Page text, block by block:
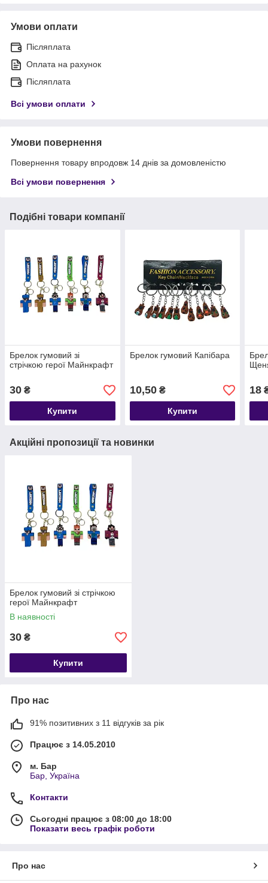
Умови оплати
Післяплата
Оплата на рахунок
Післяплата
Всі умови оплати
Умови повернення
Повернення товару впродовж 14 днів за домовленістю
Всі умови повернення
Подібні товари компанії
Брелок гумовий зі
стрічкою герої Майнкрафт
30 ₴
Купити
Брелок гумовий Капібара
10,50₴
Купити
18
Акційні пропозиції та новинки
Брелок гумовий зі стрічкою
герої Майнкрафт
В наявності
30 ₴
Купити
Про нас
91% позитивних з 11 відгуків за рік
Працює з 14.05.2010
м. Бар
Бар, Україна
Контакти
Сьогодні працює з 08:00 до 18:00
Показати весь графік роботи
Про нас